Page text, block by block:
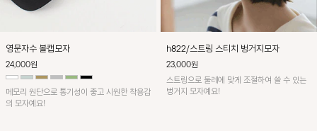
영문자수 볼캡모자
24,000원
메모리 원단으로 통기성이 좋고 시원한 착용감
의 모자예요!
h822/스트링 스티치 벙거지모자
23,000원
스트링으로 둘레에 맞게 조절하여 쓸 수 있는
벙거지 모자예요!